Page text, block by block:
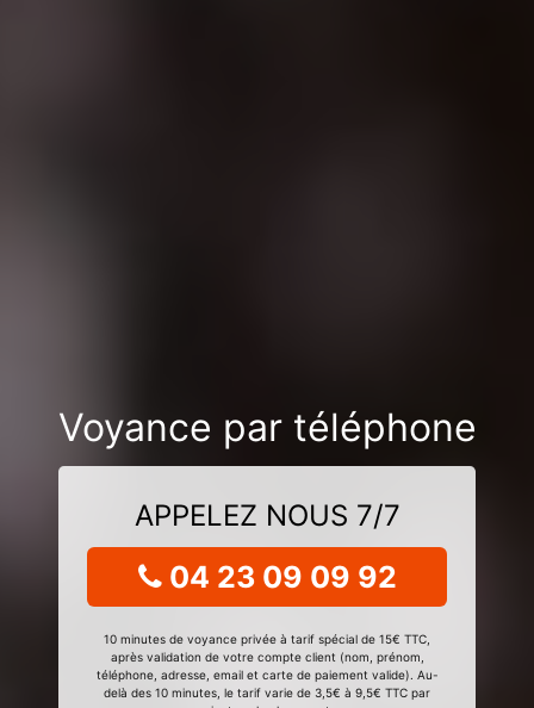
Voyance par téléphone
APPELEZ NOUS 7/7
04 23 09 09 92
10 minutes de voyance privée à tarif spécial de 15€ TTC,
après validation de votre compte client (nom, prénom,
téléphone, adresse, email et carte de paiement valide). Au-
delà des 10 minutes, le tarif varie de 3,5€ à 9,5€ TTC par